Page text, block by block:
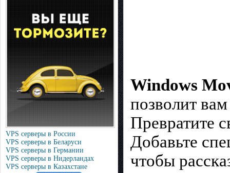
VPS серверы в России
VPS серверы в Беларуси
VPS серверы в Германии
VPS серверы в Нидерландах
VPS серверы в Казахстане
Windows
позволит
Превратите
Добавьте
чтобы